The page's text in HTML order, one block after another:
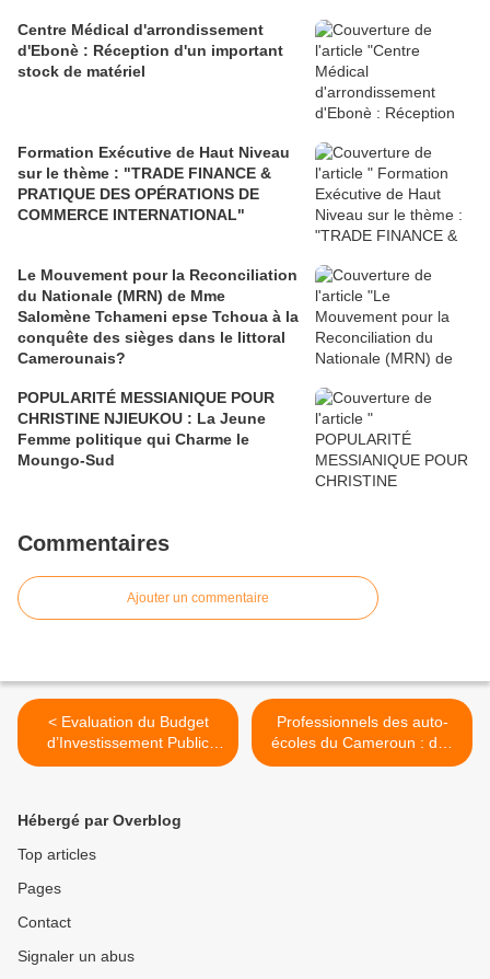
Centre Médical d'arrondissement
d'Ebonè : Réception d'un important
stock de matériel
Formation Exécutive de Haut Niveau
sur le thème : "TRADE FINANCE &
PRATIQUE DES OPÉRATIONS DE
COMMERCE INTERNATIONAL"
Le Mouvement pour la Reconciliation
du Nationale (MRN) de Mme
Salomène Tchameni epse Tchoua à la
conquête des sièges dans le littoral
Camerounais?
POPULARITÉ MESSIANIQUE POUR
CHRISTINE NJIEUKOU : La Jeune
Femme politique qui Charme le
Moungo-Sud
Commentaires
Ajouter un commentaire
< Evaluation du Budget
d’Investissement Public
2015 dans le Moungo
Professionnels des auto-
écoles du Cameroun : des
représentants du syndicat
Hébergé par Overblog
Top articles
Pages
Contact
Signaler un abus